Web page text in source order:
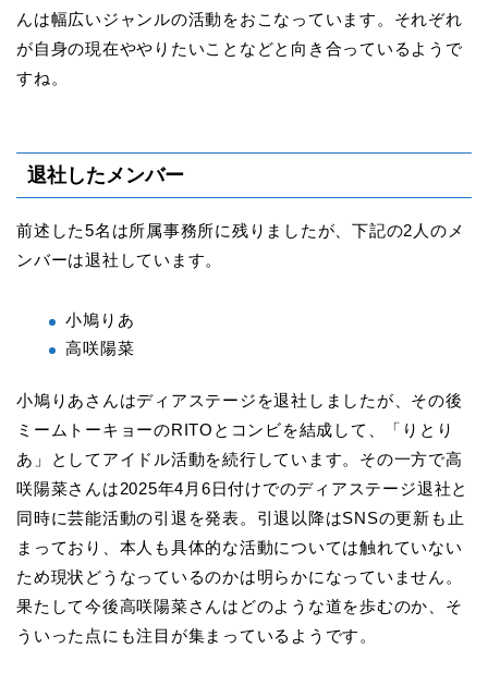
んは幅広いジャンルの活動をおこなっています。それぞれ
が自身の現在ややりたいことなどと向き合っているようで
すね。
退社したメンバー
前述した5名は所属事務所に残りましたが、下記の2人のメ
ンバーは退社しています。
小鳩りあ
高咲陽菜
小鳩りあさんはディアステージを退社しましたが、その後
ミームトーキョーのRITOとコンビを結成して、「りとり
あ」としてアイドル活動を続行しています。その一方で高
咲陽菜さんは2025年4月6日付けでのディアステージ退社と
同時に芸能活動の引退を発表。引退以降はSNSの更新も止
まっており、本人も具体的な活動については触れていない
ため現状どうなっているのかは明らかになっていません。
果たして今後高咲陽菜さんはどのような道を歩むのか、そ
ういった点にも注目が集まっているようです。